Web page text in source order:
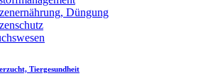
Düngung
Tiergesundheit